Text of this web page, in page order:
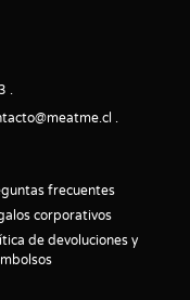
frecuentes
corporativos
de devoluciones y